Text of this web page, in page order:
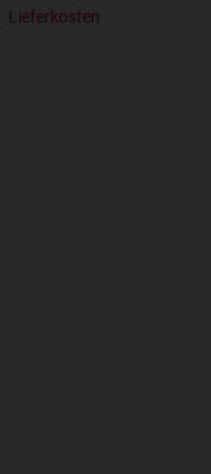
Lieferkosten